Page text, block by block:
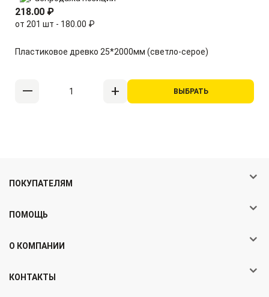
218.00 ₽
от 201 шт - 180.00 ₽
Пластиковое древко 25*2000мм (светло-серое)
ВЫБРАТЬ
КОНТАКТЫ
ПОКУПАТЕЛЯМ
ПОМОЩЬ
О КОМПАНИИ